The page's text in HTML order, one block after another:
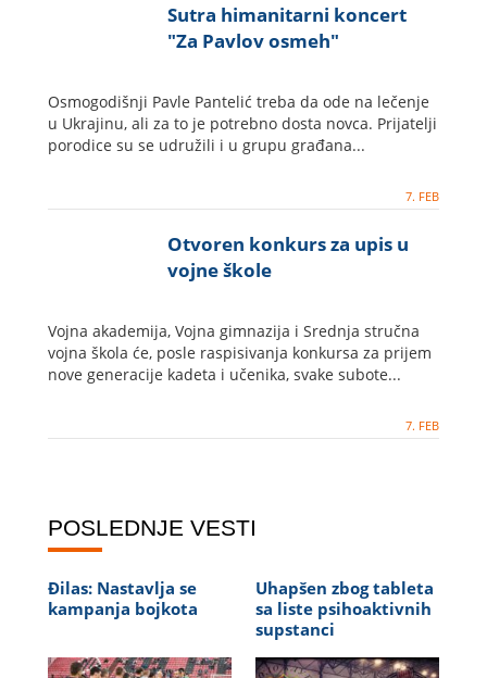
Sutra himanitarni koncert
"Za Pavlov osmeh"
Osmogodišnji Pavle Pantelić treba da ode na lečenje
u Ukrajinu, ali za to je potrebno dosta novca. Prijatelji
porodice su se udružili i u grupu građana...
7. FEB
Otvoren konkurs za upis u
vojne škole
Vojna akademija, Vojna gimnazija i Srednja stručna
vojna škola će, posle raspisivanja konkursa za prijem
nove generacije kadeta i učenika, svake subote...
7. FEB
POSLEDNJE VESTI
Đilas: Nastavlja se
kampanja bojkota
Uhapšen zbog tableta
sa liste psihoaktivnih
supstanci